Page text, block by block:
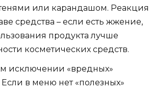
или карандашом. Реакция
средства – если есть жжение,
продукта лучше
косметических средств.
исключении «вредных»
в меню нет «полезных»